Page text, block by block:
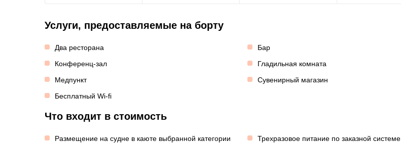
Услуги, предоставляемые на борту
Два ресторана
Бар
Конференц-зал
Гладильная комната
Медпункт
Сувенирный магазин
Бесплатный Wi-fi
Что входит в стоимость
Размещение на судне в каюте выбранной категории
Трехразовое питание по заказной системе